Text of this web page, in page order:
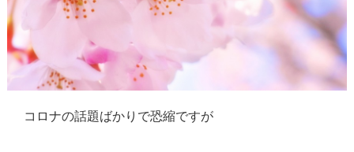
コロナの話題ばかりで恐縮ですが